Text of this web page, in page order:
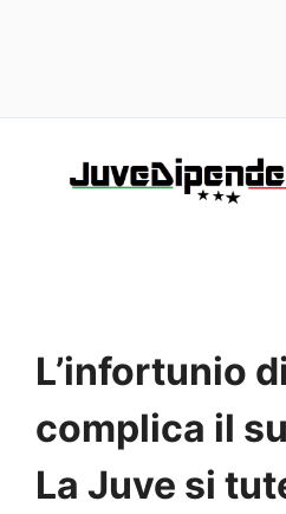
L’infortunio
complica il
La Juve si